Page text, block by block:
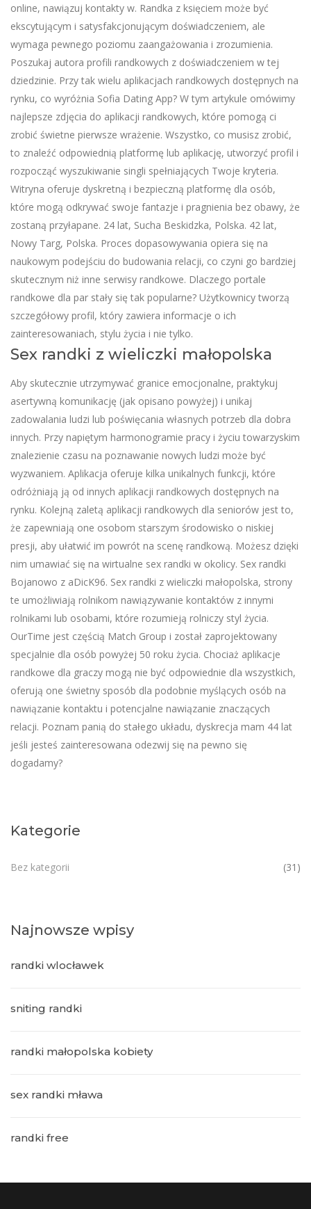
online, nawiązuj kontakty w. Randka z księciem może być
ekscytującym i satysfakcjonującym doświadczeniem, ale
wymaga pewnego poziomu zaangażowania i zrozumienia.
Poszukaj autora profili randkowych z doświadczeniem w tej
dziedzinie. Przy tak wielu aplikacjach randkowych dostępnych na
rynku, co wyróżnia Sofia Dating App? W tym artykule omówimy
najlepsze zdjęcia do aplikacji randkowych, które pomogą ci
zrobić świetne pierwsze wrażenie. Wszystko, co musisz zrobić,
to znaleźć odpowiednią platformę lub aplikację, utworzyć profil i
rozpocząć wyszukiwanie singli spełniających Twoje kryteria.
Witryna oferuje dyskretną i bezpieczną platformę dla osób,
które mogą odkrywać swoje fantazje i pragnienia bez obawy, że
zostaną przyłapane. 24 lat, Sucha Beskidzka, Polska. 42 lat,
Nowy Targ, Polska. Proces dopasowywania opiera się na
naukowym podejściu do budowania relacji, co czyni go bardziej
skutecznym niż inne serwisy randkowe. Dlaczego portale
randkowe dla par stały się tak popularne? Użytkownicy tworzą
szczegółowy profil, który zawiera informacje o ich
zainteresowaniach, stylu życia i nie tylko.
Sex randki z wieliczki małopolska
Aby skutecznie utrzymywać granice emocjonalne, praktykuj
asertywną komunikację (jak opisano powyżej) i unikaj
zadowalania ludzi lub poświęcania własnych potrzeb dla dobra
innych. Przy napiętym harmonogramie pracy i życiu towarzyskim
znalezienie czasu na poznawanie nowych ludzi może być
wyzwaniem. Aplikacja oferuje kilka unikalnych funkcji, które
odróżniają ją od innych aplikacji randkowych dostępnych na
rynku. Kolejną zaletą aplikacji randkowych dla seniorów jest to,
że zapewniają one osobom starszym środowisko o niskiej
presji, aby ułatwić im powrót na scenę randkową. Możesz dzięki
nim umawiać się na wirtualne sex randki w okolicy. Sex randki
Bojanowo z aDicK96. Sex randki z wieliczki małopolska, strony
te umożliwiają rolnikom nawiązywanie kontaktów z innymi
rolnikami lub osobami, które rozumieją rolniczy styl życia.
OurTime jest częścią Match Group i został zaprojektowany
specjalnie dla osób powyżej 50 roku życia. Chociaż aplikacje
randkowe dla graczy mogą nie być odpowiednie dla wszystkich,
oferują one świetny sposób dla podobnie myślących osób na
nawiązanie kontaktu i potencjalne nawiązanie znaczących
relacji. Poznam panią do stałego układu, dyskrecja mam 44 lat
jeśli jesteś zainteresowana odezwij się na pewno się
dogadamy?
Kategorie
Bez kategorii (31)
Najnowsze wpisy
randki wlocławek
sniting randki
randki małopolska kobiety
sex randki mława
randki free